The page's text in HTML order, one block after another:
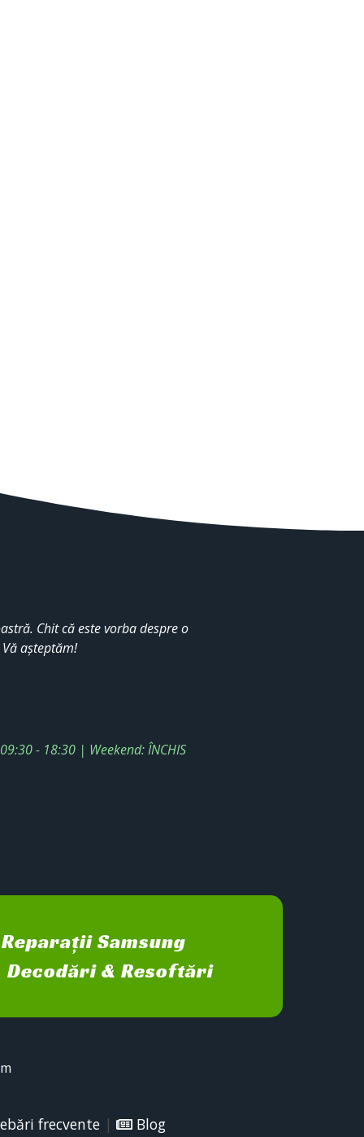
Chit că este vorba despre o
așteptăm!
- 18:30 | Weekend: ÎNCHIS
Reparații Samsung
Decodări & Resoftări
frecvente | Blog